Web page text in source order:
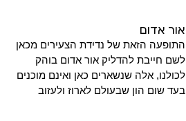
אור אדום
התופעה הזאת של נדידת הצעירים מכאן
לשם חייבת להדליק אור אדום בוהק
לכולנו, אלה שנשארים כאן ואינם מוכנים
בעד שום הון שבעולם לארוז ולעזוב